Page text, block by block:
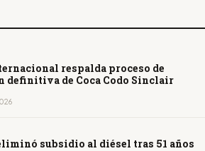
respalda proceso de
definitiva de Coca Codo Sinclair
subsidio al diésel tras 51 años